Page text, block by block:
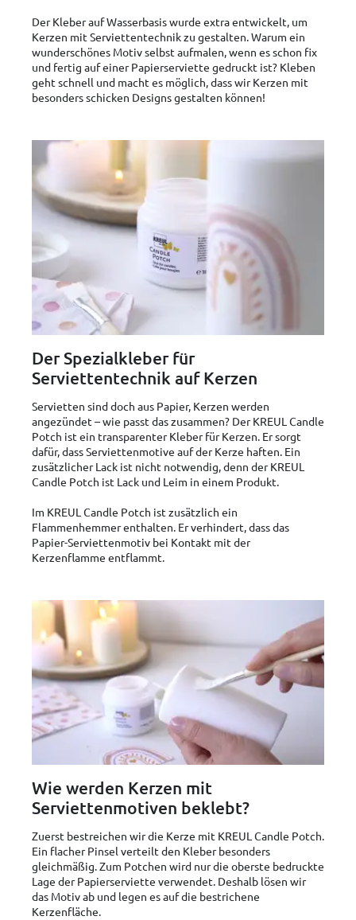
Der Kleber auf Wasserbasis wurde extra entwickelt, um
Kerzen mit Serviettentechnik zu gestalten. Warum ein
wunderschönes Motiv selbst aufmalen, wenn es schon fix
und fertig auf einer Papierserviette gedruckt ist? Kleben
geht schnell und macht es möglich, dass wir Kerzen mit
besonders schicken Designs gestalten können!
Der Spezialkleber für
Serviettentechnik auf Kerzen
Servietten sind doch aus Papier, Kerzen werden
angezündet – wie passt das zusammen? Der KREUL Candle
Potch ist ein transparenter Kleber für Kerzen. Er sorgt
dafür, dass Serviettenmotive auf der Kerze haften. Ein
zusätzlicher Lack ist nicht notwendig, denn der KREUL
Candle Potch ist Lack und Leim in einem Produkt.
Im KREUL Candle Potch ist zusätzlich ein
Flammenhemmer enthalten. Er verhindert, dass das
Papier-Serviettenmotiv bei Kontakt mit der
Kerzenflamme entflammt.
Wie werden Kerzen mit
Serviettenmotiven beklebt?
Zuerst bestreichen wir die Kerze mit KREUL Candle Potch.
Ein flacher Pinsel verteilt den Kleber besonders
gleichmäßig. Zum Potchen wird nur die oberste bedruckte
Lage der Papierserviette verwendet. Deshalb lösen wir
das Motiv ab und legen es auf die bestrichene
Kerzenfläche.